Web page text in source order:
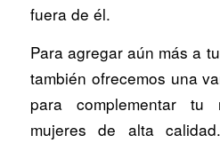
fuera de él.
Para agregar aún más a
también ofrecemos una
para complementar
mujeres de alta